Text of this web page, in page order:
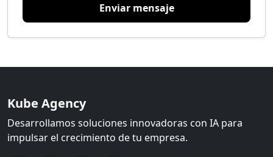
Enviar mensaje
Kube Agency
Desarrollamos soluciones innovadoras con IA para
impulsar el crecimiento de tu empresa.